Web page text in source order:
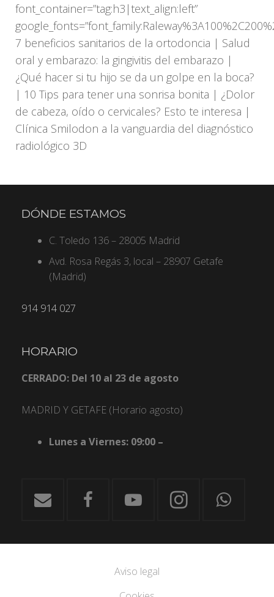
font_container=”tag:h3|text_align:left”
7 beneficios sanitarios de la ortodoncia | Salud
oral y embarazo: la gingivitis del embarazo |
¿Qué hacer si tu hijo se da un golpe en la boca?
| 10 Tips para tener una sonrisa bonita | ¿Dolor
de cabeza, oído o cervicales? Esto te interesa |
Clínica Smilodon a la vanguardia del diagnóstico
radiológico 3D
DÓNDE ESTAMOS
C. Toledo 136 – 28005 Madrid
Avd. Rosa Regás 3, local – 28907 Getafe
(Madrid)
914 914 027
HORARIO
CERRADO: Del 10 al 23 de agosto
MADRID Y GETAFE (Horario agosto)
Lunes a Viernes: 09:00 –
Aviso legal